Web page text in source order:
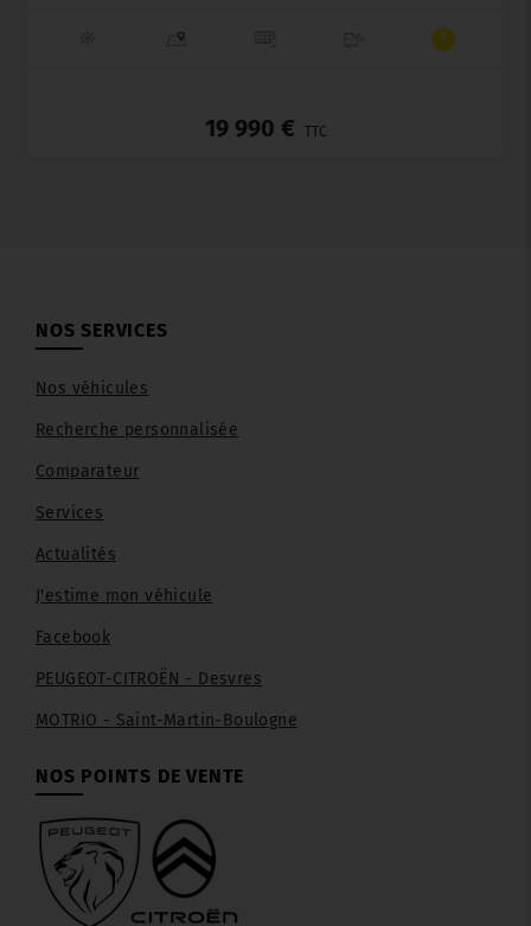
19 990 € TTC
NOS SERVICES
Nos véhicules
Recherche personnalisée
Comparateur
Services
Actualités
J'estime mon véhicule
Facebook
PEUGEOT-CITROËN - Desvres
MOTRIO - Saint-Martin-Boulogne
NOS POINTS DE VENTE